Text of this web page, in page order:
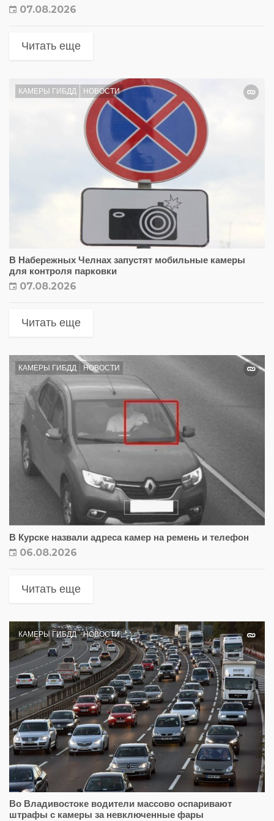
07.08.2026
Читать еще
КАМЕРЫ ГИБДД НОВОСТИ
В Набережных Челнах запустят мобильные камеры
для контроля парковки
07.08.2026
Читать еще
КАМЕРЫ ГИБДД НОВОСТИ
В Курске назвали адреса камер на ремень и телефон
06.08.2026
Читать еще
КАМЕРЫ ГИБДД НОВОСТИ
Во Владивостоке водители массово оспаривают
штрафы с камеры за невключенные фары